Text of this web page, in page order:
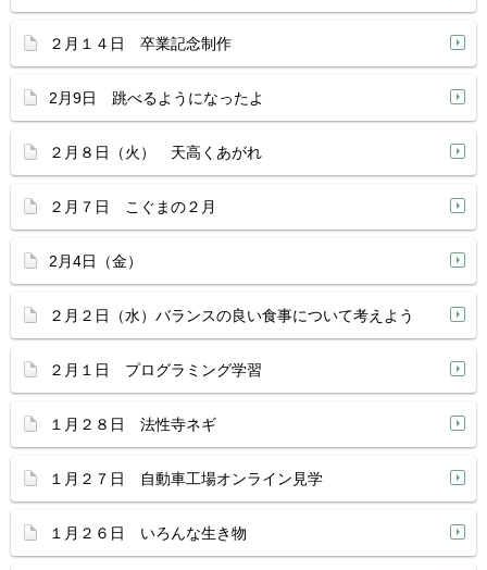
２月１４日 卒業記念制作
2月9日 跳べるようになったよ
２月８日（火） 天高くあがれ
２月７日 こぐまの２月
2月4日（金）
２月２日（水）バランスの良い食事について考えよう
２月１日 プログラミング学習
１月２８日 法性寺ネギ
１月２７日 自動車工場オンライン見学
１月２６日 いろんな生き物